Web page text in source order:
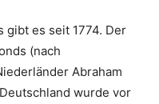
gibt es seit 1774. Der
(nach
Abraham
wurde vor